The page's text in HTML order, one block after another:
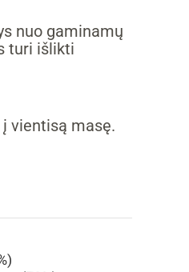
nuo gaminamų
turi išlikti
vientisą masę.